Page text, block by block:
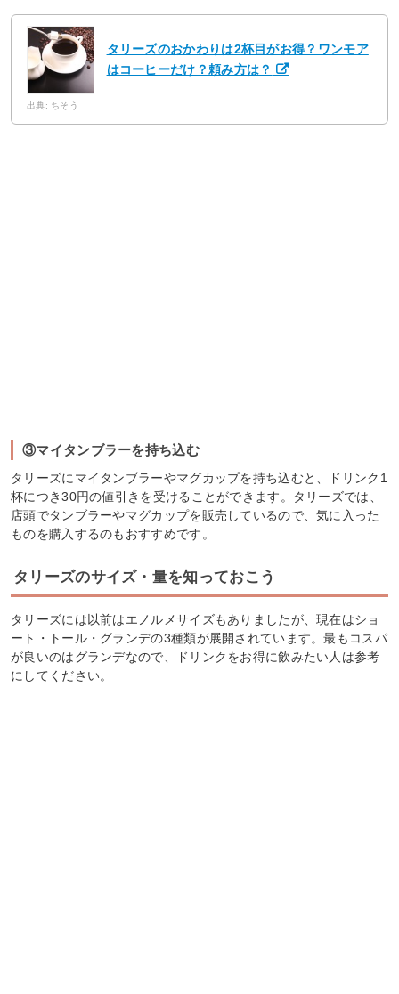
タリーズのおかわりは2杯目がお得？ワンモア
はコーヒーだけ？頼み方は？
出典: ちそう
③マイタンブラーを持ち込む
タリーズにマイタンブラーやマグカップを持ち込むと、ドリンク1
杯につき30円の値引きを受けることができます。タリーズでは、
店頭でタンブラーやマグカップを販売しているので、気に入った
ものを購入するのもおすすめです。
タリーズのサイズ・量を知っておこう
タリーズには以前はエノルメサイズもありましたが、現在はショ
ート・トール・グランデの3種類が展開されています。最もコスパ
が良いのはグランデなので、ドリンクをお得に飲みたい人は参考
にしてください。